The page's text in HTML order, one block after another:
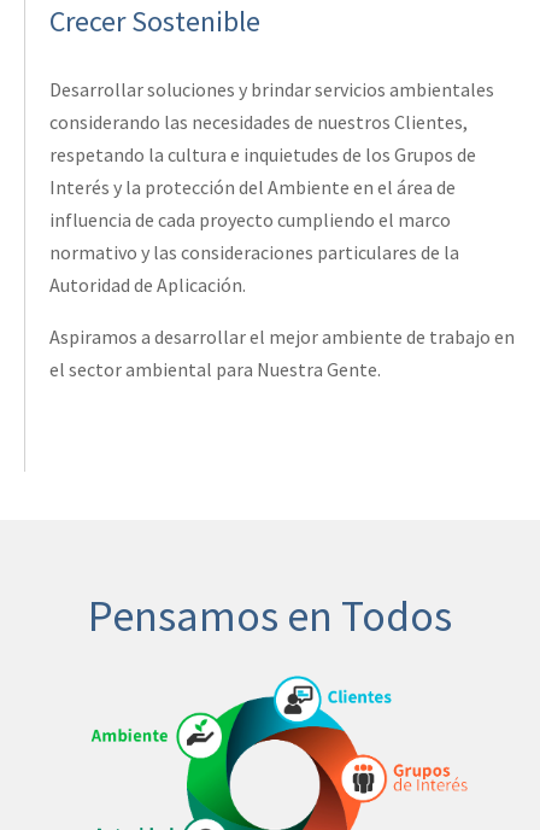
Crecer Sostenible
Desarrollar soluciones y brindar servicios ambientales
considerando las necesidades de nuestros Clientes,
respetando la cultura e inquietudes de los Grupos de
Interés y la protección del Ambiente en el área de
influencia de cada proyecto cumpliendo el marco
normativo y las consideraciones particulares de la
Autoridad de Aplicación.
Aspiramos a desarrollar el mejor ambiente de trabajo en
el sector ambiental para Nuestra Gente.
Pensamos en Todos